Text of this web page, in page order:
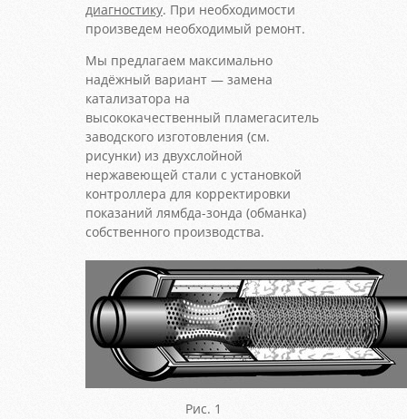
диагностику. При необходимости
произведем необходимый ремонт.
Мы предлагаем максимально
надёжный вариант — замена
катализатора на
высококачественный пламегаситель
заводского изготовления (см.
рисунки) из двухслойной
нержавеющей стали с установкой
контроллера для корректировки
показаний лямбда-зонда (обманка)
собственного производства.
Рис. 1